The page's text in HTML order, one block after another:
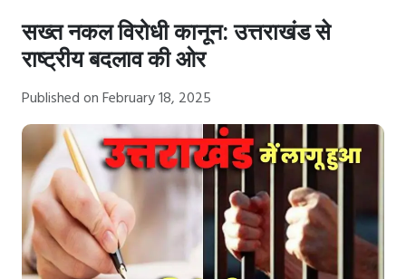
सख्त नकल विरोधी कानून: उत्तराखंड से
राष्ट्रीय बदलाव की ओर
Published on February 18, 2025